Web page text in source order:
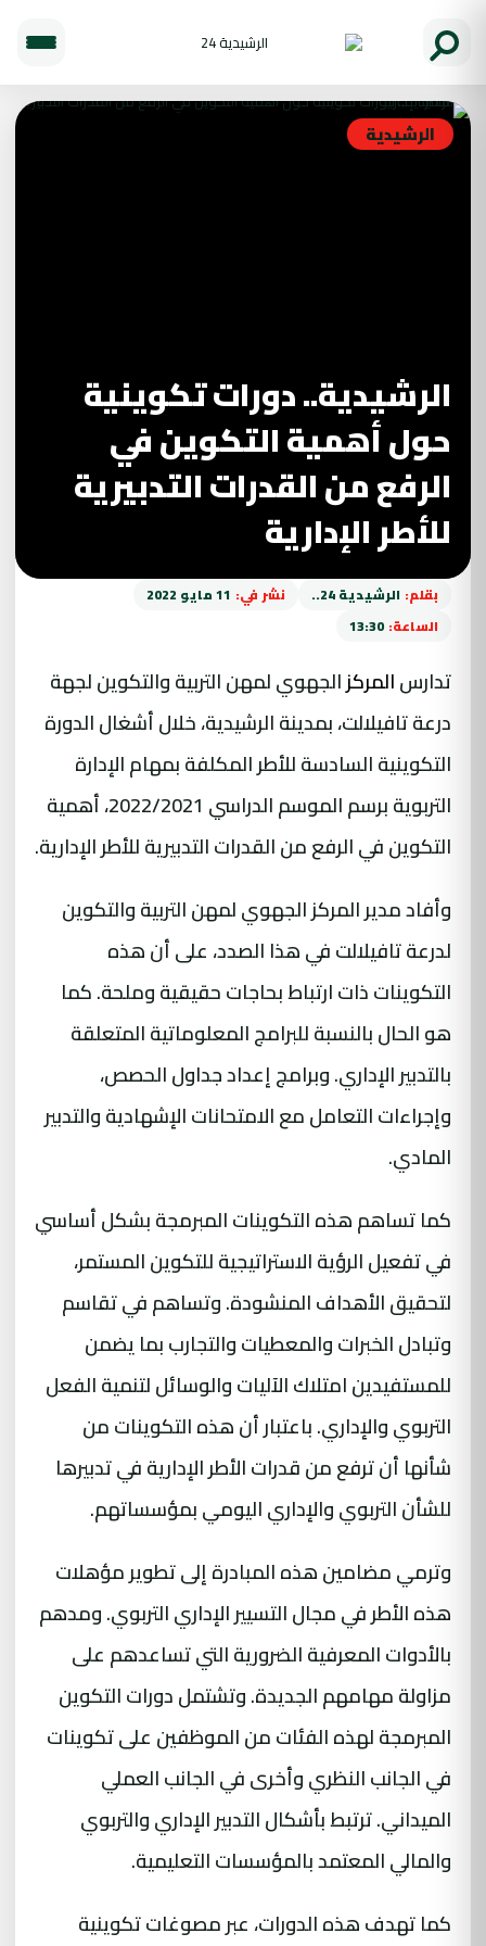
الرشيدية
الرشيدية.. دورات تكوينية
حول أهمية التكوين في
الرفع من القدرات التدبيرية
للأطر الإدارية
بقلم: الرشيدية 24.. نشر في: 11 مايو 2022
الساعة: 13:30
تدارسالمركزالجهوي لمهن التربية والتكوين لجهة
درعةتافيلالت، بمدينة الرشيدية، خلال أشغال الدورة
التكوينية السادسة للأطر المكلفة بمهام الإدارة
التربوية برسم الموسم الدراسي 2022/2021، أهمية
التكوين في الرفع من القدرات التدبيرية للأطر الإدارية.
وأفاد مدير المركز الجهوي لمهن التربية والتكوين
لدرعة تافيلالت في هذا الصدد، على أن هذه
التكوينات ذات ارتباط بحاجات حقيقية وملحة. كما
هو الحال بالنسبة للبرامج المعلوماتية المتعلقة
بالتدبير الإداري. وبرامج إعداد جداول الحصص،
وإجراءات التعامل مع الامتحانات الإشهادية والتدبير
المادي.
كما تساهم هذه التكوينات المبرمجة بشكل أساسي
في تفعيل الرؤية الاستراتيجية للتكوين المستمر،
لتحقيق الأهداف المنشودة. وتساهم في تقاسم
وتبادل الخبرات والمعطيات والتجارب بما يضمن
للمستفيدين امتلاك الآليات والوسائل لتنمية الفعل
التربوي والإداري. باعتبار أن هذه التكوينات من
شأنها أن ترفع من قدرات الأطر الإدارية في تدبيرها
للشأن التربوي والإداري اليومي بمؤسساتهم.
وترمي مضامين هذه المبادرة إلى تطوير مؤهلات
هذه الأطر في مجال التسيير الإداري التربوي. ومدهم
بالأدوات المعرفية الضرورية التي تساعدهم على
مزاولة مهامهم الجديدة. وتشتمل دورات التكوين
المبرمجة لهذه الفئات من الموظفين على تكوينات
في الجانب النظري وأخرى في الجانب العملي
الميداني. ترتبط بأشكال التدبير الإداري والتربوي
والمالي المعتمد بالمؤسسات التعليمية.
كما تهدف هذه الدورات، عبر مصوغات تكوينية